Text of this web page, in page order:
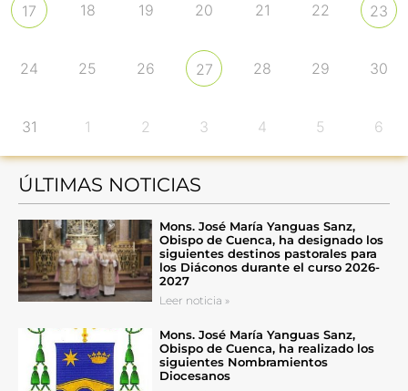
17 18 19 20 21 22 23
24 25 26 27 28 29 30
31 1 2 3 4 5 6
ÚLTIMAS NOTICIAS
Mons. José María Yanguas Sanz,
Obispo de Cuenca, ha designado los
siguientes destinos pastorales para
los Diáconos durante el curso 2026-
2027
Leer noticia »
Mons. José María Yanguas Sanz,
Obispo de Cuenca, ha realizado los
siguientes Nombramientos
Diocesanos